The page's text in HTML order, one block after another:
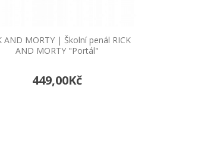
65x65
povlečení Rick and Mort..
AND MORTY | Školní penál RICK
AND MORTY "Portál"
449,00Kč